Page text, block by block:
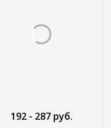
192 - 287 руб.